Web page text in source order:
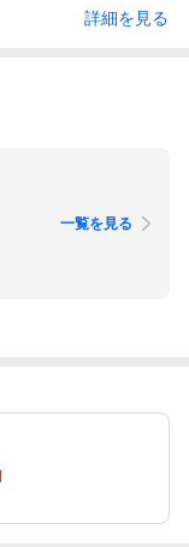
詳細を見る
一覧を見る